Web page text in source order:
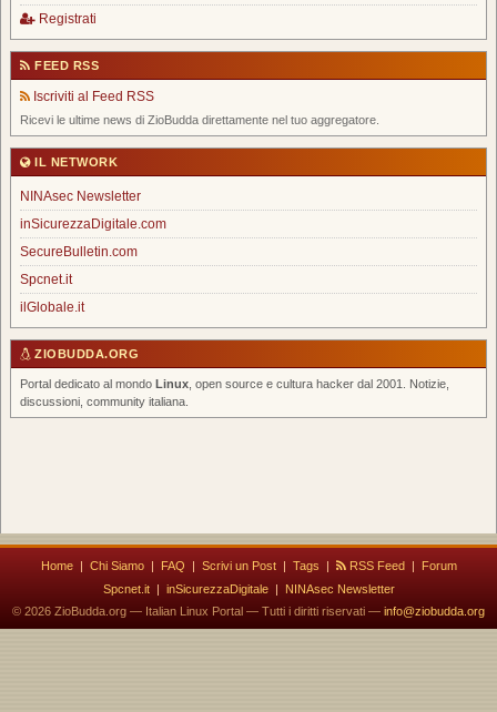
Registrati
FEED RSS
Iscriviti al Feed RSS
Ricevi le ultime news di ZioBudda direttamente nel tuo aggregatore.
IL NETWORK
NINAsec Newsletter
inSicurezzaDigitale.com
SecureBulletin.com
Spcnet.it
ilGlobale.it
ZIOBUDDA.ORG
Portal dedicato al mondo Linux , open source e cultura hacker dal 2001. Notizie,
discussioni, community italiana.
Home| Chi Siamo| FAQ | Scrivi un Post| Tags | RSS Feed|
Forum
Spcnet.it| inSicurezzaDigitale|
NINAsec Newsletter
© 2026 ZioBudda.org — Italian Linux Portal — Tutti i diritti riservati — info@ziobudda.org